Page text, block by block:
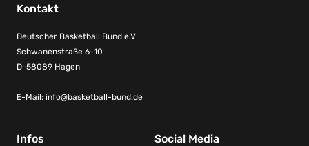
Kontakt
Deutscher Basketball Bund e.V
Schwanenstraße 6-10
D-58089 Hagen
E-Mail: info@basketball-bund.de
Infos Social Media